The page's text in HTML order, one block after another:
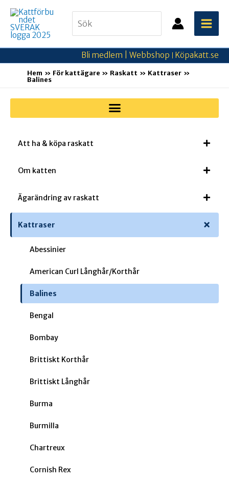
Hoppa
innehåll
for:
Bli medlem | Webbshop Köpakatt.se
Hem För kattägare Raskatt
Kattraser
Balines
Att ha & köpa raskatt
Om katten
Ägarändring av raskatt
Kattraser
Abessinier
American Curl Långhår/Korthår
Balines
Bengal
Bombay
Brittiskt Korthår
Brittiskt Långhår
Burma
Burmilla
Chartreux
Cornish Rex